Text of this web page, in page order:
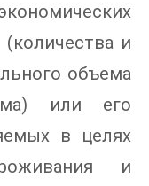
и
объема
или его
в целях
и